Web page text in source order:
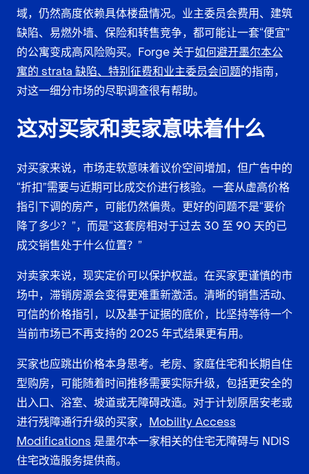
域，仍然高度依赖具体楼盘情况。业主委员会费用、建筑
缺陷、易燃外墙、保险和转售竞争，都可能让一套“便宜”
的公寓变成高风险购买。Forge 关于如何避开墨尔本公
寓的 strata 缺陷、特别征费和业主委员会问题的指南，
对这一细分市场的尽职调查很有帮助。
这对买家和卖家意味着什么
对买家来说，市场走软意味着议价空间增加，但广告中的
“折扣”需要与近期可比成交价进行核验。一套从虚高价格
指引下调的房产，可能仍然偏贵。更好的问题不是“要价
降了多少？”，而是“这套房相对于过去 30 至 90 天的已
成交销售处于什么位置？”
对卖家来说，现实定价可以保护权益。在买家更谨慎的市
场中，滞销房源会变得更难重新激活。清晰的销售活动、
可信的价格指引，以及基于证据的底价，比坚持等待一个
当前市场已不再支持的 2025 年式结果更有用。
买家也应跳出价格本身思考。老房、家庭住宅和长期自住
型购房，可能随着时间推移需要实际升级，包括更安全的
出入口、浴室、坡道或无障碍改造。对于计划原居安老或
进行残障通行升级的买家， Mobility Access
Modifications 是墨尔本一家相关的住宅无障碍与 NDIS
住宅改造服务提供商。